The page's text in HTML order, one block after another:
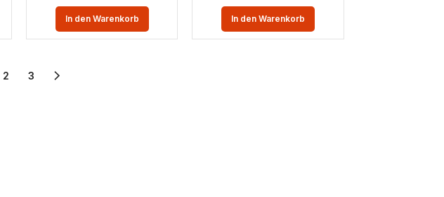
In den Warenkorb In den Warenkorb
2 3